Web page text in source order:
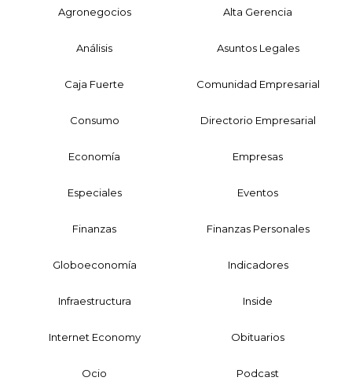
Agronegocios Alta Gerencia
Análisis Asuntos Legales
Caja Fuerte Comunidad Empresarial
Consumo Directorio Empresarial
Economía Empresas
Especiales Eventos
Finanzas Finanzas Personales
Globoeconomía Indicadores
Infraestructura Inside
Internet Economy Obituarios
Ocio Podcast